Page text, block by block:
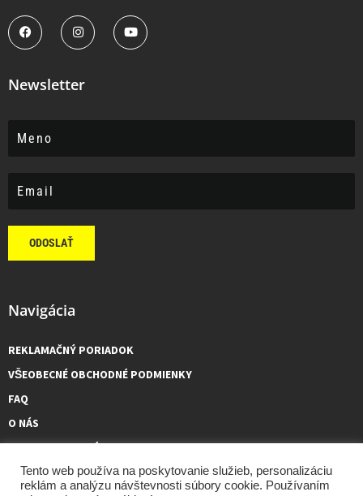
Newsletter
ODOSLAŤ
Navigácia
REKLAMAČNÝ PORIADOK
VŠEOBECNÉ OBCHODNÉ PODMIENKY
FAQ
O NÁS
KONTAKTUJTE NÁS
Tento web používa na poskytovanie služieb, personalizáciu
reklám a analýzu návštevnosti súbory cookie. Používaním